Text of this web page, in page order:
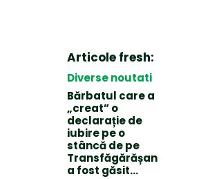
Articole fresh:
Diverse noutati
Bărbatul care a
„creat” o
declarație de
iubire pe o
stâncă de pe
Transfăgărășan
a fost găsit…